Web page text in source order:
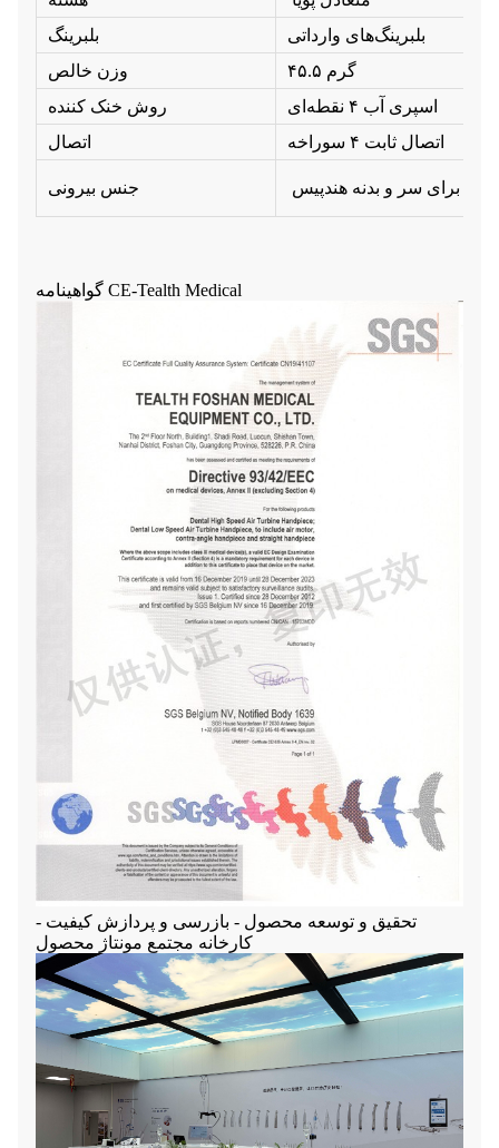
بلبرینگ
بلبرینگ‌های وارداتی
وزن خالص
۴۵.۵ گرم
روش خنک کننده
اسپری آب ۴ نقطه‌ای
اتصال
اتصال ثابت ۴ سوراخه
جنس بیرونی زنگ برای سر و بدنه هندپیس
گواهینامه CE-Tealth Medical
تحقیق و توسعه محصول - بازرسی و پردازش کیفیت -
کارخانه مجتمع مونتاژ محصول